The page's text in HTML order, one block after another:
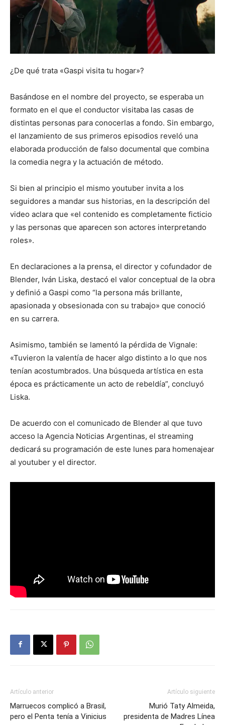
¿De qué trata «Gaspi visita tu hogar»?
Basándose en el nombre del proyecto, se esperaba un
formato en el que el conductor visitaba las casas de
distintas personas para conocerlas a fondo. Sin embargo,
el lanzamiento de sus primeros episodios reveló una
elaborada producción de falso documental que combina
la comedia negra y la actuación de método.
Si bien al principio el mismo youtuber invita a los
seguidores a mandar sus historias, en la descripción del
video aclara que «el contenido es completamente ficticio
y las personas que aparecen son actores interpretando
roles».
En declaraciones a la prensa, el director y cofundador de
Blender, Iván Liska, destacó el valor conceptual de la obra
y definió a Gaspi como “la persona más brillante,
apasionada y obsesionada con su trabajo» que conoció
en su carrera.
Asimismo, también se lamentó la pérdida de Vignale:
«Tuvieron la valentía de hacer algo distinto a lo que nos
tenían acostumbrados. Una búsqueda artística en esta
época es prácticamente un acto de rebeldía”, concluyó
Liska.
De acuerdo con el comunicado de Blender al que tuvo
acceso la Agencia Noticias Argentinas, el streaming
dedicará su programación de este lunes para homenajear
al youtuber y el director.
Artículo anterior
Marruecos complicó a Brasil,
pero el Penta tenía a Vinicius
Artículo siguiente
Murió Taty Almeida,
presidenta de Madres Línea